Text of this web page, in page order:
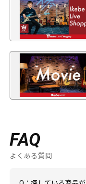
FAQ
よくある質問